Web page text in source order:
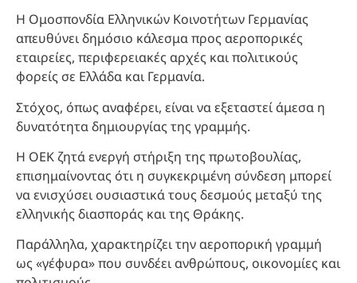
Η Ομοσπονδία Ελληνικών Κοινοτήτων Γερμανίας
απευθύνει δημόσιο κάλεσμα προς αεροπορικές
εταιρείες, περιφερειακές αρχές και πολιτικούς
φορείς σε Ελλάδα και Γερμανία.
Στόχος, όπως αναφέρει, είναι να εξεταστεί άμεσα η
δυνατότητα δημιουργίας της γραμμής.
Η ΟΕΚ ζητά ενεργή στήριξη της πρωτοβουλίας,
επισημαίνοντας ότι η συγκεκριμένη σύνδεση μπορεί
να ενισχύσει ουσιαστικά τους δεσμούς μεταξύ της
ελληνικής διασποράς και της Θράκης.
Παράλληλα, χαρακτηρίζει την αεροπορική γραμμή
ως «γέφυρα» που συνδέει ανθρώπους, οικονομίες και